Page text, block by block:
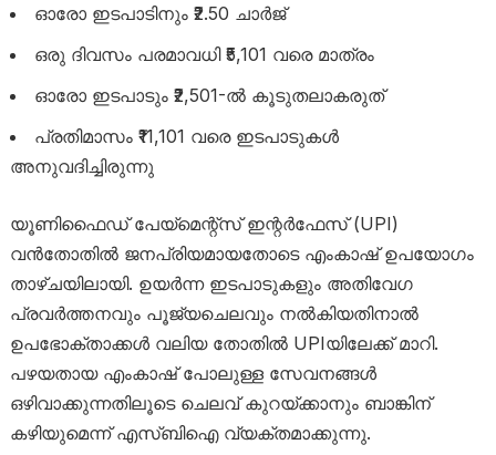
ഓരോ ഇടപാടിനും ₹2.50 ചാർജ്
ഒരു ദിവസം പരമാവധി ₹5,101 വരെ മാത്രം
ഓരോ ഇടപാടും ₹2,501-ൽ കൂടുതലാകരുത്
പ്രതിമാസം ₹11,101 വരെ ഇടപാടുകൾ
അനുവദിച്ചിരുന്നു
യൂണിഫൈഡ് പേയ്‌മെന്റ്‌സ് ഇന്റർഫേസ് (UPI)
വൻതോതിൽ ജനപ്രിയമായതോടെ എംകാഷ് ഉപയോഗം
താഴ്ചയിലായി. ഉയർന്ന ഇടപാടുകളും അതിവേഗ
പ്രവർത്തനവും പൂജ്യചെലവും നൽകിയതിനാൽ
ഉപഭോക്താക്കൾ വലിയ തോതിൽ UPIയിലേക്ക് മാറി.
പഴയതായ എംകാഷ് പോലുള്ള സേവനങ്ങൾ
ഒഴിവാക്കുന്നതിലൂടെ ചെലവ് കുറയ്ക്കാനും ബാങ്കിന്
കഴിയുമെന്ന് എസ്‌ബിഐ വ്യക്തമാക്കുന്നു.